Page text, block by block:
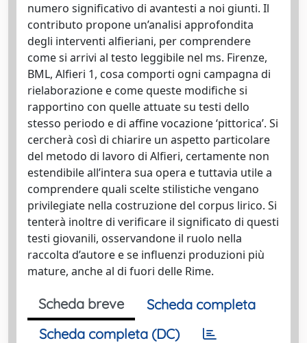
numero significativo di avantesti a noi giunti. Il
contributo propone un’analisi approfondita
degli interventi alfieriani, per comprendere
come si arrivi al testo leggibile nel ms. Firenze,
BML, Alfieri 1, cosa comporti ogni campagna di
rielaborazione e come queste modifiche si
rapportino con quelle attuate su testi dello
stesso periodo e di affine vocazione ‘pittorica’. Si
cercherà così di chiarire un aspetto particolare
del metodo di lavoro di Alfieri, certamente non
estendibile all’intera sua opera e tuttavia utile a
comprendere quali scelte stilistiche vengano
privilegiate nella costruzione del corpus lirico. Si
tenterà inoltre di verificare il significato di questi
testi giovanili, osservandone il ruolo nella
raccolta d’autore e se influenzi produzioni più
mature, anche al di fuori delle Rime.
Scheda breve
Scheda completa
Scheda completa (DC)